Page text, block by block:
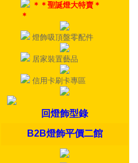
＊＊聖誕燈大特賣＊
＊
燈飾吸頂盤零配件
居家裝置藝品
信用卡刷卡專區
回燈飾型錄
B2B燈飾平價二館